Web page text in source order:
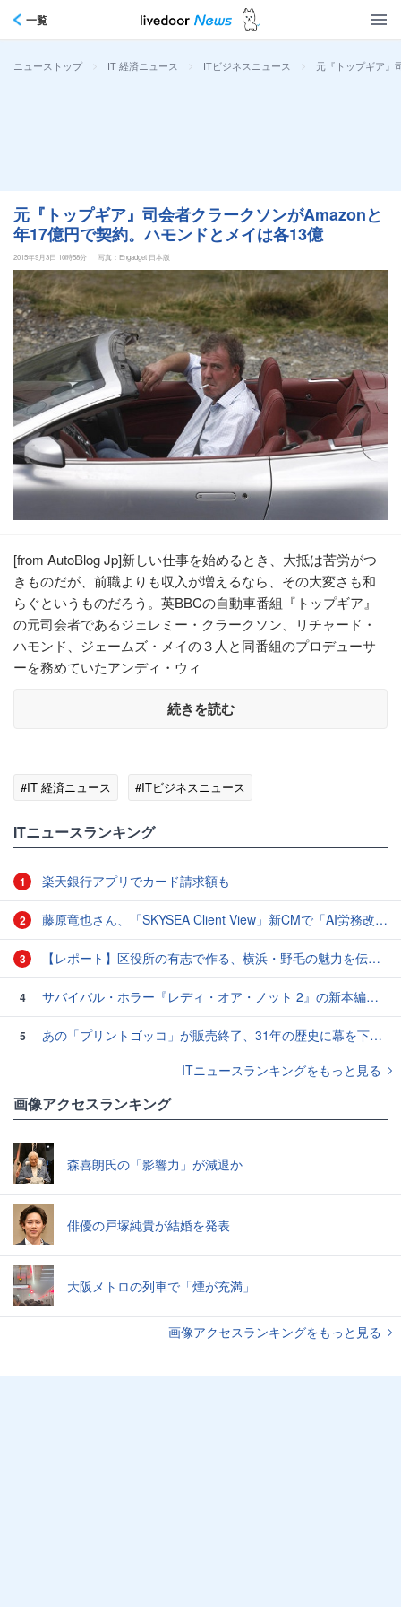
一覧
ニューストップ > IT 経済ニュース > ITビジネスニュース > 元『トップギア』
元『トップギア』司会者クラークソンがAmazonと
年17億円で契約。ハモンドとメイは各13億
2015年9月3日 10時58分 写真：Engadget 日本版
[from AutoBlog Jp]新しい仕事を始めるとき、大抵は苦労がつ
きものだが、前職よりも収入が増えるなら、その大変さも和
らぐというものだろう。英BBCの自動車番組『トップギア』
の元司会者であるジェレミー・クラークソン、リチャード・
ハモンド、ジェームズ・メイの３人と同番組のプロデューサ
ーを務めていたアンディ・ウィ
続きを読む
#IT 経済ニュース #ITビジネスニュース
ITニュースランキング
1 楽天銀行アプリでカード請求額も
2 藤原竜也さん、「SKYSEA Client View」新CMで「AI労務改善」をアピール 働き方をAIが分析したら「すぐに休んで」と言われる？
3 【レポート】区役所の有志で作る、横浜・野毛の魅力を伝えるCM
4 サバイバル・ホラー『レディ・オア・ノット 2』の新本編映像、【バスタイム編】が公開
5
あの「プリントゴッコ」が販売終了、31年の歴史に幕を下ろす
ITニュースランキングをもっと見る
画像アクセスランキング
森喜朗氏の「影響力」が減退か
俳優の戸塚純貴が結婚を発表
大阪メトロの列車で「煙が充満」
画像アクセスランキングをもっと見る